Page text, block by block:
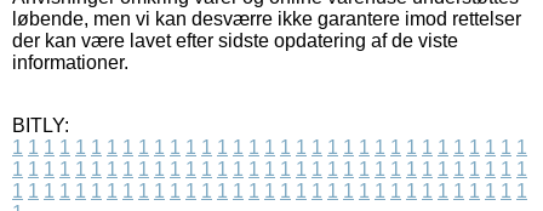
løbende, men vi kan desværre ikke garantere imod rettelser
der kan være lavet efter sidste opdatering af de viste
informationer.
BITLY:
1 1 1 1 1 1 1 1 1 1 1 1 1 1 1 1 1 1 1 1 1 1 1 1 1 1 1 1 1 1 1 1 1
1 1 1 1 1 1 1 1 1 1 1 1 1 1 1 1 1 1 1 1 1 1 1 1 1 1 1 1 1 1 1 1 1
1 1 1 1 1 1 1 1 1 1 1 1 1 1 1 1 1 1 1 1 1 1 1 1 1 1 1 1 1 1 1 1 1